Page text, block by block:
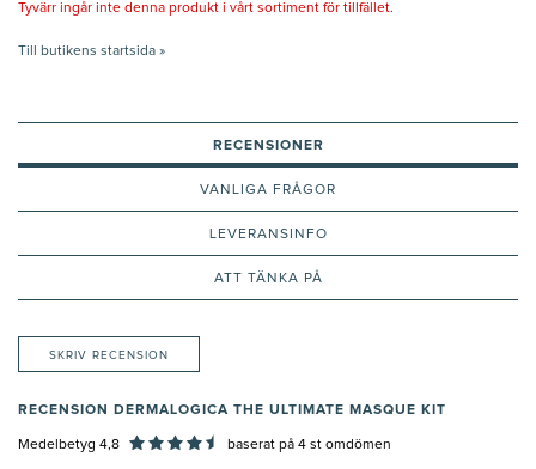
Tyvärr ingår inte denna produkt i vårt sortiment för tillfället.
Till butikens startsida »
RECENSIONER
VANLIGA FRÅGOR
LEVERANSINFO
ATT TÄNKA PÅ
SKRIV RECENSION
RECENSION DERMALOGICA THE ULTIMATE MASQUE KIT
Medelbetyg 4,8 baserat på 4 st omdömen